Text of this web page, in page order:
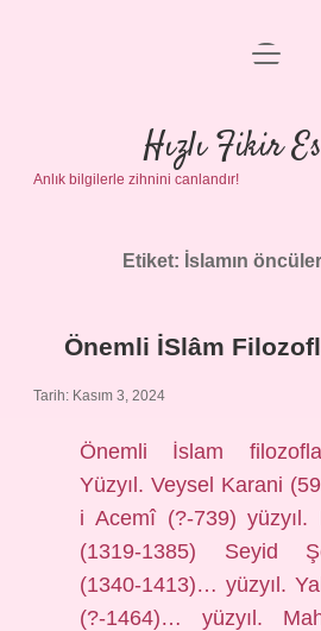
Anasayfa
Gizlilik
Yasal Uyarı
menüyü
Hızlı Fikir
Anlık bilgilerle zihnini canlandır!
Etiket: İslamın
Önemli İSlâm
Tarih: Kasım 3, 2024
Önemli İslam
Yüzyıl. Veysel Karani
i Acemî (?-739) yüzyıl.
(1319-1385) Seyid
(1340-1413)… yüzyıl.
(?-1464)… yüzyıl.